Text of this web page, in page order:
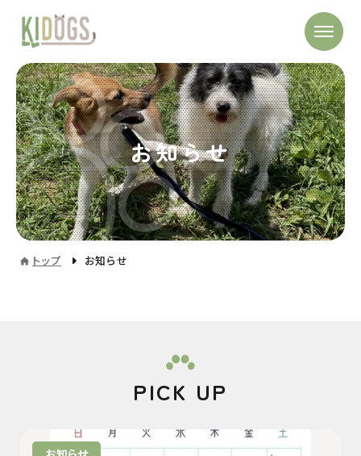
お知らせ
トップ お知らせ
PICK UP